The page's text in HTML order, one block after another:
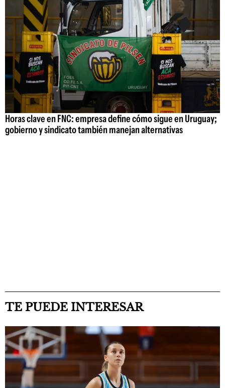
Horas clave en FNC: empresa define cómo sigue en Uruguay;
gobierno y sindicato también manejan alternativas
TE PUEDE INTERESAR